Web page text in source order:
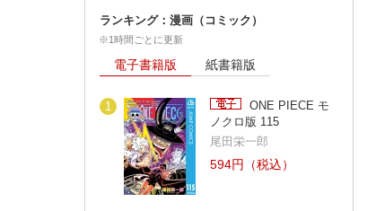
ランキング：漫画（コミック）
※1時間ごとに更新
電子書籍版 紙書籍版
1
ONE PIECE モ
ノクロ版 115
尾田栄一郎
594円（税込）